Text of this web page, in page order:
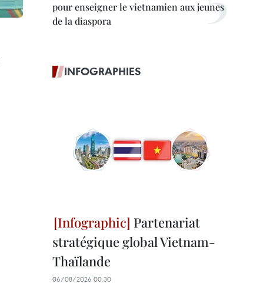
pour enseigner le vietnamien aux jeunes
de la diaspora
INFOGRAPHIES
Partenariat
stratégique global Vietnam-
Thaïlande
06/08/2026 00:30